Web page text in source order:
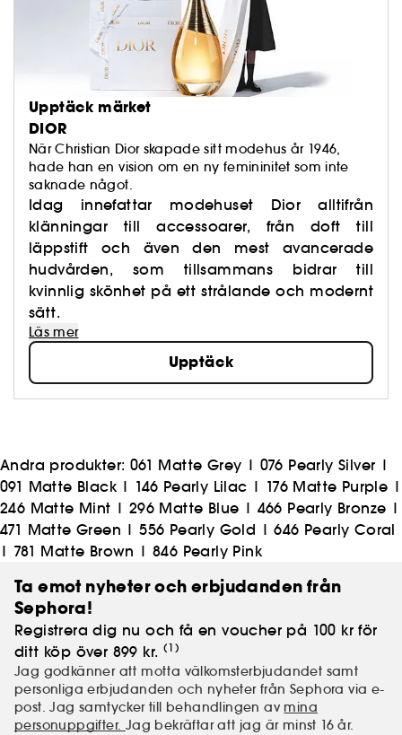
Upptäck märket
DIOR
När Christian Dior skapade sitt modehus år 1946,
hade han en vision om en ny femininitet som inte
saknade något.
Idag innefattar modehuset Dior alltifrån
klänningar till accessoarer, från doft till
läppstift och även den mest avancerade
hudvården, som tillsammans bidrar till
kvinnlig skönhet på ett strålande och modernt
sätt.
Läs mer
Upptäck
Andra produkter: 061 Matte Grey | 076 Pearly Silver |
091 Matte Black| 146 Pearly Lilac | 176 Matte Purple |
246 Matte Mint | 296 Matte Blue | 466 Pearly Bronze |
471 Matte Green |556 Pearly Gold |646 Pearly Coral
| 781 Matte Brown |846 Pearly Pink
Ta emot nyheter och erbjudanden från
Sephora!
Registrera dig nu och få en voucher på 100 kr för
ditt köp över 899 kr. (1)
Jag godkänner att motta välkomsterbjudandet samt
personliga erbjudanden och nyheter från Sephora via e-
post. Jag samtycker till behandlingen av mina
personuppgifter. Jag bekräftar att jag är minst 16 år.